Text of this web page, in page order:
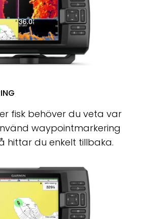
fisk behöver du veta var
waypointmarkering
hittar du enkelt tillbaka.